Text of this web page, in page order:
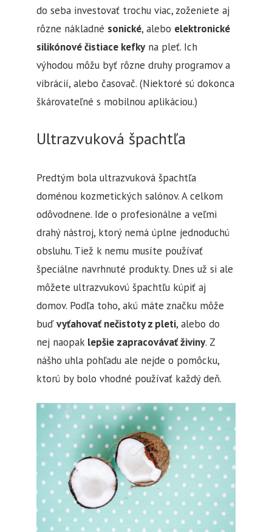
do seba investovať trochu viac, zoženiete aj
rôzne nákladné sonické, alebo elektronické
silikónové čistiace kefky na pleť. Ich
výhodou môžu byť rôzne druhy programov a
vibrácií, alebo časovač. (Niektoré sú dokonca
škárovateľné s mobilnou aplikáciou.)
Ultrazvuková špachtľa
Predtým bola ultrazvuková špachtľa
doménou kozmetických salónov. A celkom
odôvodnene. Ide o profesionálne a veľmi
drahý nástroj, ktorý nemá úplne jednoduchú
obsluhu. Tiež k nemu musíte používať
špeciálne navrhnuté produkty. Dnes už si ale
môžete ultrazvukovú špachtľu kúpiť aj
domov. Podľa toho, akú máte značku môže
buďvyťahovať nečistoty z pleti, alebo do
nej naopak lepšie zapracovávať živiny. Z
nášho uhla pohľadu ale nejde o pomôcku,
ktorú by bolo vhodné používať každý deň.